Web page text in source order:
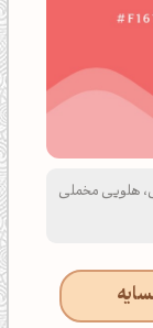
هلویی مخملی